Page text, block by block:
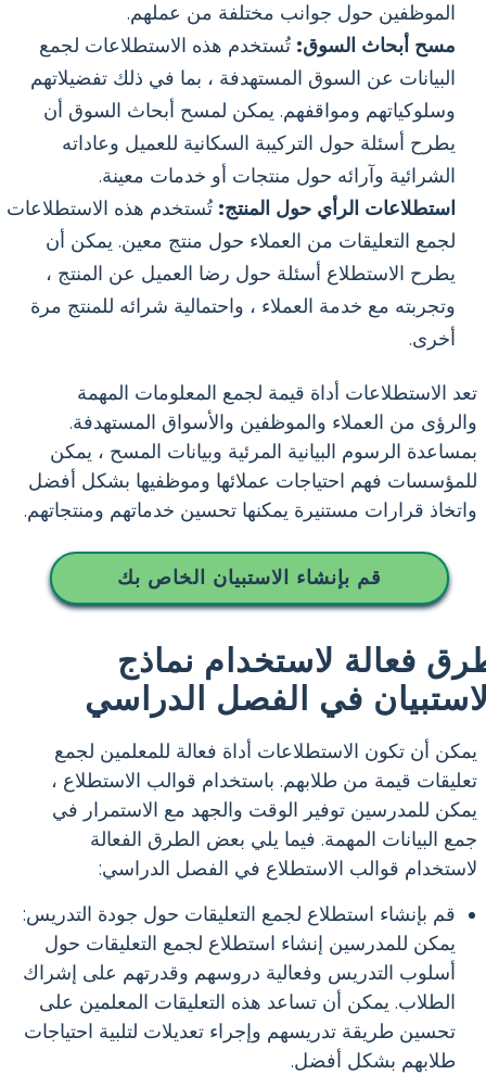
الموظفين حول جوانب مختلفة من عملهم.
مسح أبحاث السوق: تُستخدم هذه الاستطلاعات لجمع
البيانات عن السوق المستهدفة ، بما في ذلك تفضيلاتهم
وسلوكياتهم ومواقفهم. يمكن لمسح أبحاث السوق أن
يطرح أسئلة حول التركيبة السكانية للعميل وعاداته
الشرائية وآرائه حول منتجات أو خدمات معينة.
استطلاعات الرأي حول المنتج: تُستخدم هذه الاستطلاعات
لجمع التعليقات من العملاء حول منتج معين. يمكن أن
يطرح الاستطلاع أسئلة حول رضا العميل عن المنتج ،
وتجربته مع خدمة العملاء ، واحتمالية شرائه للمنتج مرة
أخرى.
تعد الاستطلاعات أداة قيمة لجمع المعلومات المهمة
والرؤى من العملاء والموظفين والأسواق المستهدفة.
بمساعدة الرسوم البيانية المرئية وبيانات المسح ، يمكن
للمؤسسات فهم احتياجات عملائها وموظفيها بشكل أفضل
واتخاذ قرارات مستنيرة يمكنها تحسين خدماتهم ومنتجاتهم.
قم بإنشاء الاستبيان الخاص بك
فعالة لاستخدام نماذج
في الفصل الدراسي
يمكن أن تكون الاستطلاعات أداة فعالة للمعلمين لجمع
تعليقات قيمة من طلابهم. باستخدام قوالب الاستطلاع ،
يمكن للمدرسين توفير الوقت والجهد مع الاستمرار في
جمع البيانات المهمة. فيما يلي بعض الطرق الفعالة
لاستخدام قوالب الاستطلاع في الفصل الدراسي:
قم بإنشاء استطلاع لجمع التعليقات حول جودة التدريس:
يمكن للمدرسين إنشاء استطلاع لجمع التعليقات حول
أسلوب التدريس وفعالية دروسهم وقدرتهم على إشراك
الطلاب. يمكن أن تساعد هذه التعليقات المعلمين على
تحسين طريقة تدريسهم وإجراء تعديلات لتلبية احتياجات
طلابهم بشكل أفضل.